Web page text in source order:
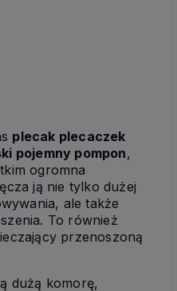
plecak plecaczek
pojemny pompon,
ogromna
ją nie tylko dużej
ale także
To również
przenoszoną
dużą komorę,